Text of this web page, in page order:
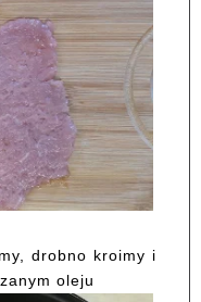
drobno kroimy i
oleju